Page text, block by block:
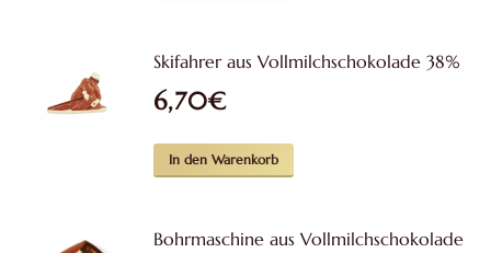
Skifahrer aus Vollmilchschokolade 38%
6,70€
In den Warenkorb
Bohrmaschine aus Vollmilchschokolade